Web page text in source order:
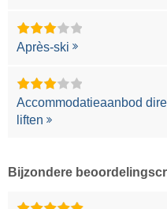
Après-ski
Accommodatieaanbod
liften
Bijzondere